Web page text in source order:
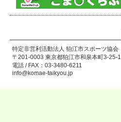
特定非営利活動法人 狛江市スポーツ協会
〒201-0003 東京都狛江市和泉本町3-25-1
電話 / FAX：03-3480-6211
info@komae-taikyou.jp